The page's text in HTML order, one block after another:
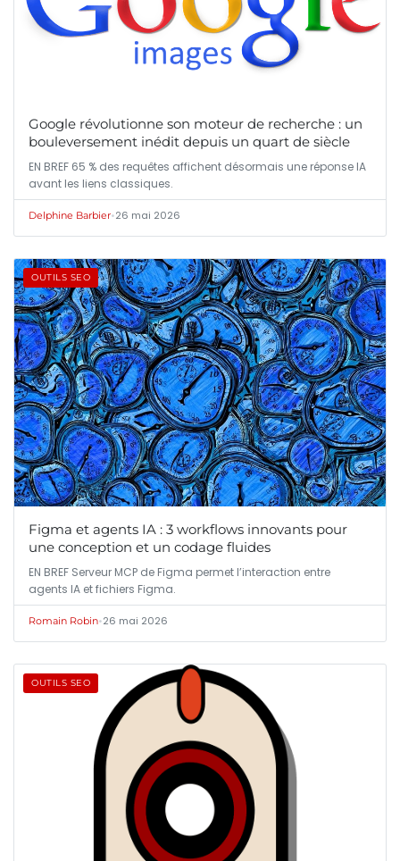
Google révolutionne son moteur de recherche : un
bouleversement inédit depuis un quart de siècle
EN BREF 65 % des requêtes affichent désormais une réponse IA
avant les liens classiques.
Delphine Barbier•26 mai 2026
OUTILS SEO
Figma et agents IA : 3 workflows innovants pour
une conception et un codage fluides
EN BREF Serveur MCP de Figma permet l’interaction entre
agents IA et fichiers Figma.
Romain Robin•26 mai 2026
OUTILS SEO